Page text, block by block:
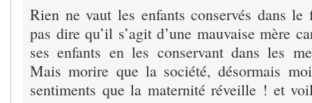
Rien ne vaut les enfants conservés dans le
pas dire qu’il s’agit d’une mauvaise mère
ses enfants en les conservant dans les
Mais morire que la société, désormais
sentiments que la maternité réveille ! et